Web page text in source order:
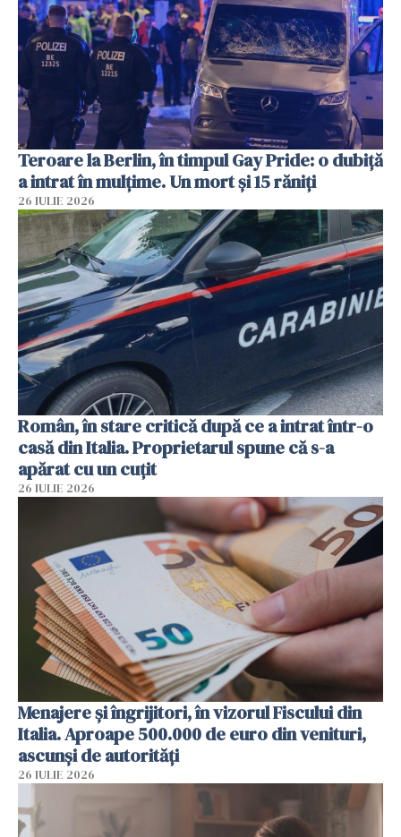
Teroare la Berlin, în timpul Gay Pride: o dubiță
a intrat în mulțime. Un mort și 15 răniți
26 IULIE 2026
Român, în stare critică după ce a intrat într-o
casă din Italia. Proprietarul spune că s-a
apărat cu un cuțit
26 IULIE 2026
Menajere și îngrijitori, în vizorul Fiscului din
Italia. Aproape 500.000 de euro din venituri,
ascunși de autorități
26 IULIE 2026